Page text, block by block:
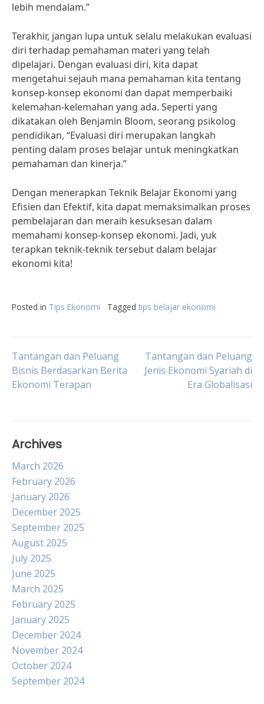
lebih mendalam.”
Terakhir, jangan lupa untuk selalu melakukan evaluasi
diri terhadap pemahaman materi yang telah
dipelajari. Dengan evaluasi diri, kita dapat
mengetahui sejauh mana pemahaman kita tentang
konsep-konsep ekonomi dan dapat memperbaiki
kelemahan-kelemahan yang ada. Seperti yang
dikatakan oleh Benjamin Bloom, seorang psikolog
pendidikan, “Evaluasi diri merupakan langkah
penting dalam proses belajar untuk meningkatkan
pemahaman dan kinerja.”
Dengan menerapkan Teknik Belajar Ekonomi yang
Efisien dan Efektif, kita dapat memaksimalkan proses
pembelajaran dan meraih kesuksesan dalam
memahami konsep-konsep ekonomi. Jadi, yuk
terapkan teknik-teknik tersebut dalam belajar
ekonomi kita!
Posted in Tips Ekonomi Tagged tips belajar ekonomi
Post
navigation
Tantangan dan Peluang
Bisnis Berdasarkan Berita
Ekonomi Terapan
Tantangan dan Peluang
Jenis Ekonomi Syariah di
Era Globalisasi
Archives
March 2026
February 2026
January 2026
December 2025
September 2025
August 2025
July 2025
June 2025
March 2025
February 2025
January 2025
December 2024
November 2024
October 2024
September 2024